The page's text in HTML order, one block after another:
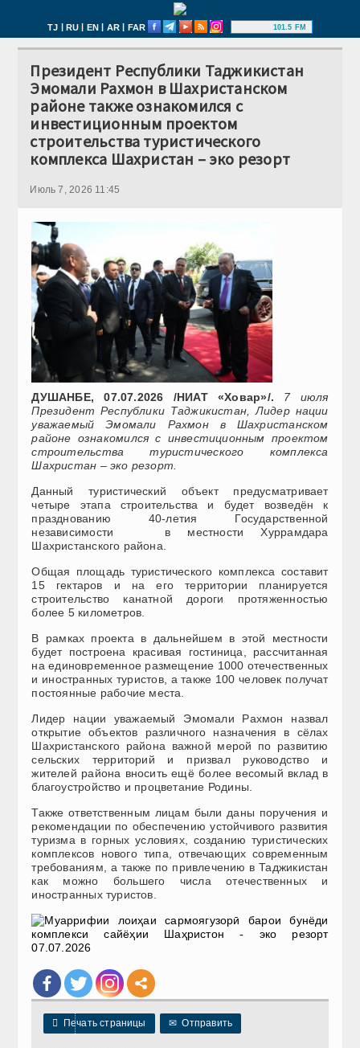
TJ | RU | EN | AR | FAR 101.5 FM
Президент Республики Таджикистан
Эмомали Рахмон в Шахристанском
районе также ознакомился с
инвестиционным проектом
строительства туристического
комплекса Шахристан – эко резорт
Июль 7, 2026 11:45
ДУШАНБЕ, 07.07.2026 /НИАТ «Ховар»/.
7 июля
Президент Республики Таджикистан, Лидер нации
уважаемый Эмомали Рахмон в Шахристанском
районе ознакомился с инвестиционным проектом
строительства туристического комплекса
Шахристан – эко резорт.
Данный туристический объект предусматривает
четыре этапа строительства и будет возведён к
празднованию 40-летия Государственной
независимости в местности Хуррамдара
Шахристанского района.
Общая площадь туристического комплекса составит
15 гектаров и на его территории планируется
строительство канатной дороги протяженностью
более 5 километров.
В рамках проекта в дальнейшем в этой местности
будет построена красивая гостиница, рассчитанная
на единовременное размещение 1000 отечественных
и иностранных туристов, а также 100 человек получат
постоянные рабочие места.
Лидер нации уважаемый Эмомали Рахмон назвал
открытие объектов различного назначения в сёлах
Шахристанского района важной мерой по развитию
сельских территорий и призвал руководство и
жителей района вносить ещё более весомый вклад в
благоустройство и процветание Родины.
Также ответственным лицам были даны поручения и
рекомендации по обеспечению устойчивого развития
туризма в горных условиях, созданию туристических
комплексов нового типа, отвечающих современным
требованиям, а также по привлечению в Таджикистан
как можно большего числа отечественных и
иностранных туристов.
 Печать страницы ✉ Отправить